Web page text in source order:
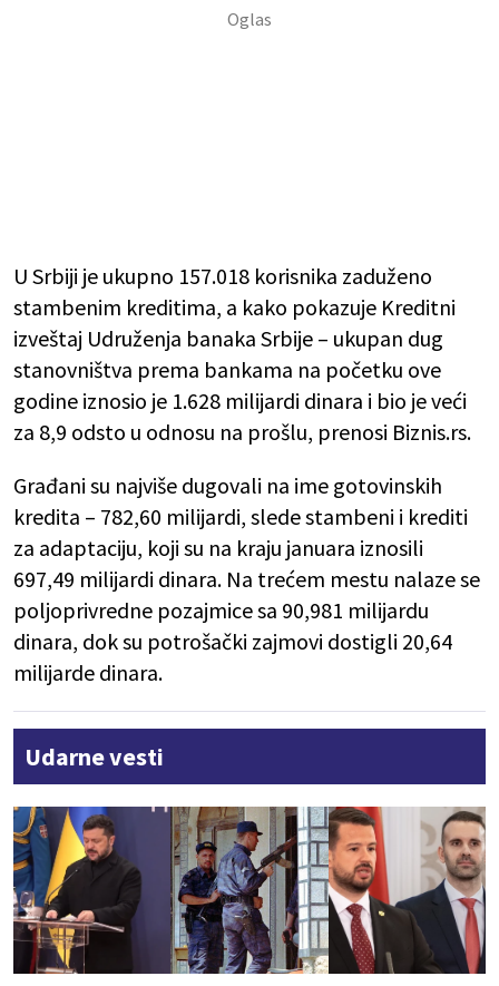
U Srbiji je ukupno 157.018 korisnika zaduženo
stambenim kreditima, a kako pokazuje Kreditni
izveštaj Udruženja banaka Srbije – ukupan dug
stanovništva prema bankama na početku ove
godine iznosio je 1.628 milijardi dinara i bio je veći
za 8,9 odsto u odnosu na prošlu, prenosi Biznis.rs.
Građani su najviše dugovali na ime gotovinskih
kredita – 782,60 milijardi, slede stambeni i krediti
za adaptaciju, koji su na kraju januara iznosili
697,49 milijardi dinara. Na trećem mestu nalaze se
poljoprivredne pozajmice sa 90,981 milijardu
dinara, dok su potrošački zajmovi dostigli 20,64
milijarde dinara.
Udarne vesti